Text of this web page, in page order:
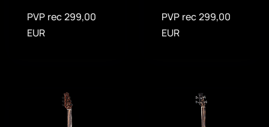
PVP rec 299,00
EUR
PVP rec 299,00
EUR